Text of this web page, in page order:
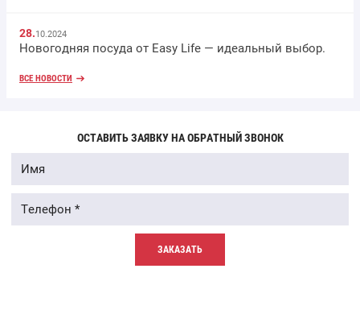
28.10.2024
Новогодняя посуда от Easy Life — идеальный выбор.
ВСЕ НОВОСТИ
ОСТАВИТЬ ЗАЯВКУ НА ОБРАТНЫЙ ЗВОНОК
ЗАКАЗАТЬ